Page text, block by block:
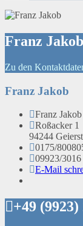
Franz Jakob
Zu den
Franz Jakob
Franz Jakob
Roßacker 1
94244
0175/
09923/3016
E-Mail
+49 (9923)